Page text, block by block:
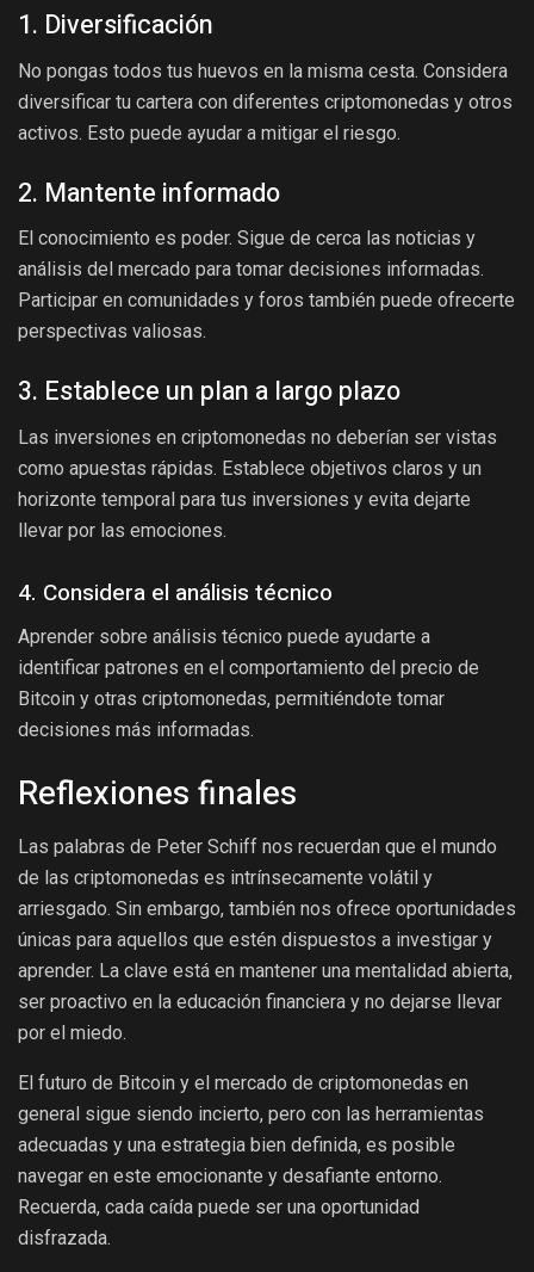
1. Diversificación
No pongas todos tus huevos en la misma cesta. Considera
diversificar tu cartera con diferentes criptomonedas y otros
activos. Esto puede ayudar a mitigar el riesgo.
2. Mantente informado
El conocimiento es poder. Sigue de cerca las noticias y
análisis del mercado para tomar decisiones informadas.
Participar en comunidades y foros también puede ofrecerte
perspectivas valiosas.
3. Establece un plan a largo plazo
Las inversiones en criptomonedas no deberían ser vistas
como apuestas rápidas. Establece objetivos claros y un
horizonte temporal para tus inversiones y evita dejarte
llevar por las emociones.
4. Considera el análisis técnico
Aprender sobre análisis técnico puede ayudarte a
identificar patrones en el comportamiento del precio de
Bitcoin y otras criptomonedas, permitiéndote tomar
decisiones más informadas.
Reflexiones finales
Las palabras de Peter Schiff nos recuerdan que el mundo
de las criptomonedas es intrínsecamente volátil y
arriesgado. Sin embargo, también nos ofrece oportunidades
únicas para aquellos que estén dispuestos a investigar y
aprender. La clave está en mantener una mentalidad abierta,
ser proactivo en la educación financiera y no dejarse llevar
por el miedo.
El futuro de Bitcoin y el mercado de criptomonedas en
general sigue siendo incierto, pero con las herramientas
adecuadas y una estrategia bien definida, es posible
navegar en este emocionante y desafiante entorno.
Recuerda, cada caída puede ser una oportunidad
disfrazada.